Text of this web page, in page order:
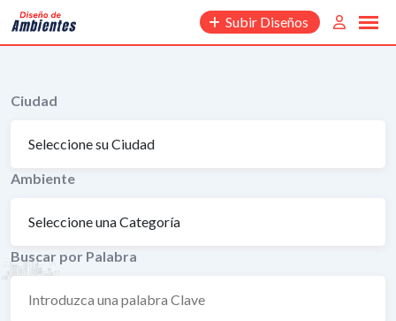
Saltar
contenido
Subir Diseños
Ciudad
Ambiente
Buscar por Palabra